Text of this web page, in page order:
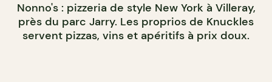
Nonno's : pizzeria de style New York à Villeray,
près du parc Jarry. Les proprios de Knuckles
servent pizzas, vins et apéritifs à prix doux.